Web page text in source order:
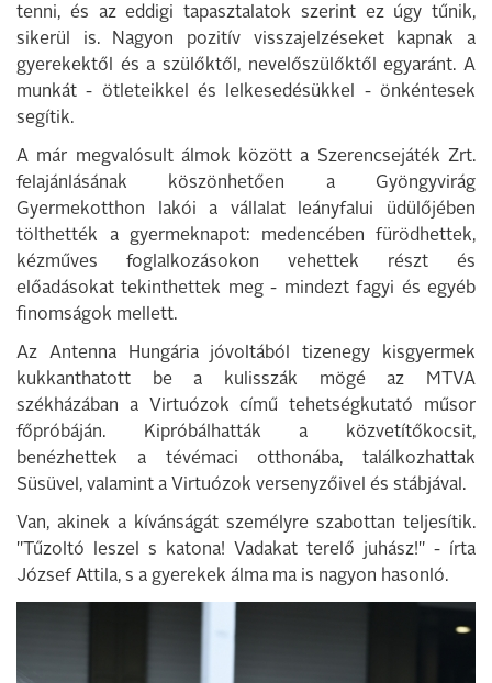
tenni, és az eddigi tapasztalatok szerint ez úgy tűnik,
sikerül is. Nagyon pozitív visszajelzéseket kapnak a
gyerekektől és a szülőktől, nevelőszülőktől egyaránt. A
munkát - ötleteikkel és lelkesedésükkel - önkéntesek
segítik.
A már megvalósult álmok között a Szerencsejáték Zrt.
felajánlásának köszönhetően a Gyöngyvirág
Gyermekotthon lakói a vállalat leányfalui üdülőjében
tölthették a gyermeknapot: medencében fürödhettek,
kézműves foglalkozásokon vehettek részt és
előadásokat tekinthettek meg - mindezt fagyi és egyéb
finomságok mellett.
Az Antenna Hungária jóvoltából tizenegy kisgyermek
kukkanthatott be a kulisszák mögé az MTVA
székházában a Virtuózok című tehetségkutató műsor
főpróbáján. Kipróbálhatták a közvetítőkocsit,
benézhettek a tévémaci otthonába, találkozhattak
Süsüvel, valamint a Virtuózok versenyzőivel és stábjával.
Van, akinek a kívánságát személyre szabottan teljesítik.
"Tűzoltó leszel s katona! Vadakat terelő juhász!" - írta
József Attila, s a gyerekek álma ma is nagyon hasonló.